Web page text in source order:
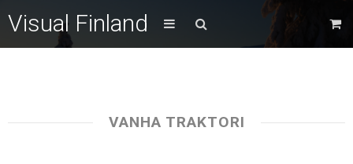
Visual Finland
VANHA TRAKTORI